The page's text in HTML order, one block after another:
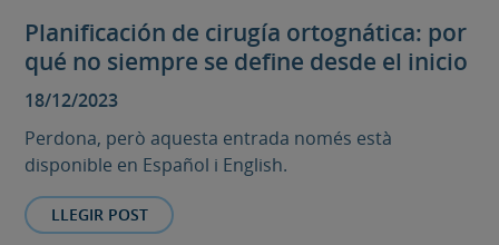
Planificación de cirugía ortognática: por
qué no siempre se define desde el inicio
18/12/2023
Perdona, però aquesta entrada només està
disponible en Español i English.
LLEGIR POST